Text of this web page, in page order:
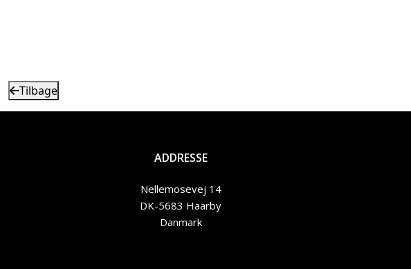
Tilbage
ADDRESSE
Nellemosevej 14
DK-5683 Haarby
Danmark